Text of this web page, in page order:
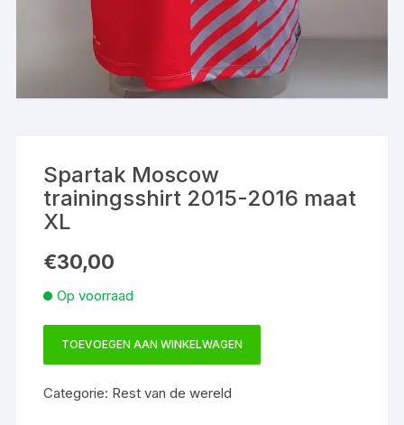
Spartak Moscow
trainingsshirt 2015-2016 maat
XL
€30,00
Op voorraad
Spartak
trainingsshirt
TOEVOEGEN AAN WINKELWAGEN
Categorie: Rest van de wereld